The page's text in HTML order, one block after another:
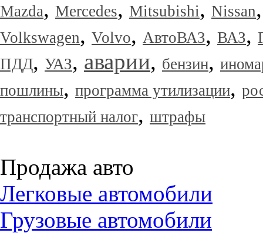
Mazda, Mercedes, Mitsubishi, Nissan
Volkswagen, Volvo, АвтоВАЗ, ВАЗ,
ПДД, УАЗ, аварии, бензин,
пошлины, программа утилизации,
транспортный налог, штрафы
Продажа авто
Легковые автомобили
Грузовые автомобили